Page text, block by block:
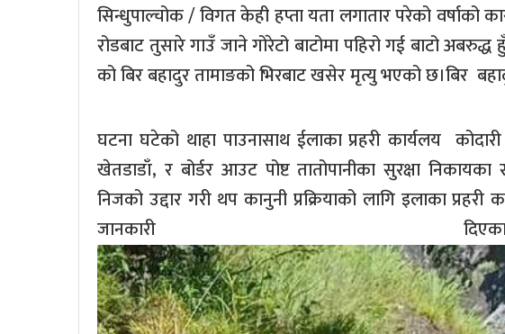
सिन्धुपाल्चोक / विगत केही हप्ता यता लगातार परेको वर्षाको
रोडबाट तुसारे गाउँ जाने गोरेटो बाटोमा पहिरो गई बाटो
को बिर बहादुर तामाङको भिरबाट खसेर मृत्यु भएको छ।बिर
घटना घटेको थाहा पाउनासाथ ईलाका प्रहरी कार्यलय
खेतडाडाँ, र बोर्डर आउट पोष्ट तातोपानीका सुरक्षा
निजको उद्दार गरी थप कानुनी प्रक्रियाको लागि इलाका
जानकारी